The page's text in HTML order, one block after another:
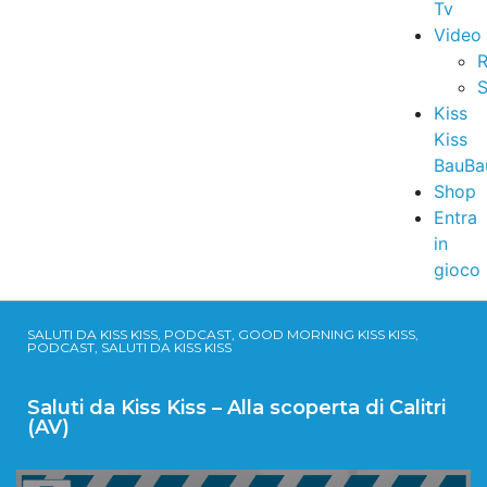
Tv
Video
Kiss
Kiss
Shop
Entra
in
gioco
SALUTI DA KISS KISS, PODCAST, GOOD MORNING KISS KISS,
PODCAST, SALUTI DA KISS KISS
Saluti da Kiss Kiss – Alla scoperta di Calitri
(AV)